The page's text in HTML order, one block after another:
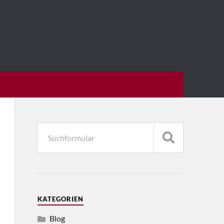
KATEGORIEN
Blog